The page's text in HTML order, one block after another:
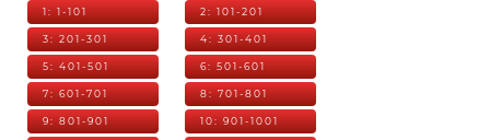
1: 1-101 2: 101-201
3: 201-301 4: 301-401
5: 401-501 6: 501-601
7: 601-701 8: 701-801
9: 801-901 10: 901-1001